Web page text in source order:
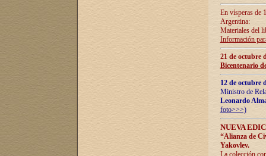
En vísperas de
Argentina:
Materiales del
Información
21 de octubre
Bicentenario
12 de octubre
Ministro de
Leonardo
foto>>>)
NUEVA
“Alianza de
Yakovlev.
La colección